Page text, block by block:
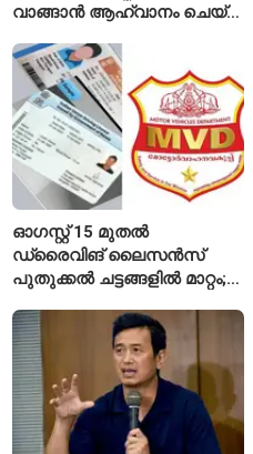
വാങ്ങാൻ ആഹ്വാനം ചെയ്ത്
ഓഗസ്റ്റ് 15 മുതൽ
ഡ്രൈവിങ് ലൈസൻസ്
പുതുക്കൽ ചട്ടങ്ങളിൽ മാറ്റം;
അറിയേണ്ട രണ്ട് പ്രധാന
കാര്യങ്ങൾ